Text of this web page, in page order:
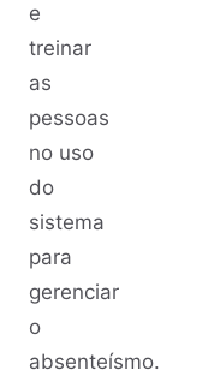
e
treinar
as
pessoas
no uso
do
sistema
para
gerenciar
o
absenteísmo.